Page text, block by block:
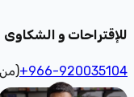
للإقتراحات و الشكاوى
+966-920035104(من